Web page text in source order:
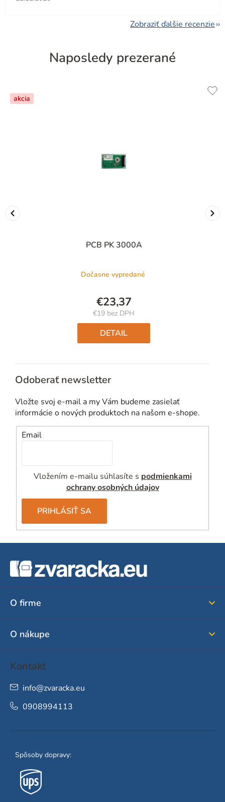
Zobraziť ďalšie recenzie
Naposledy prezerané
akcia
PCB PK 3000A
Dočasne vypredané
€23,37
€19 bez DPH
Jednotková
cena:
DETAIL
Odoberať newsletter
Vložte svoj e-mail a my Vám budeme zasielať
informácie o nových produktoch na našom e-shope.
Email
Vložením e-mailu súhlasíte s podmienkami
ochrany osobných údajov
PRIHLÁSIŤ SA
O firme
O nákupe
Kontakt
info@zvaracka.eu
0908994113
Spôsoby dopravy: